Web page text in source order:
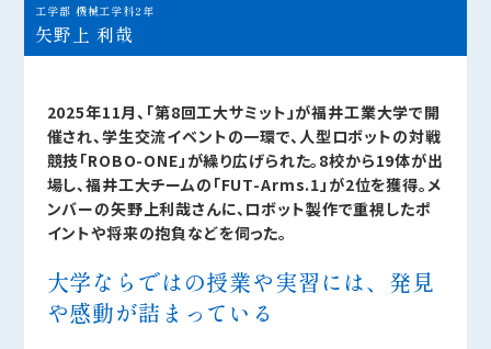
工学部 機械工学科2年
矢野上 利哉
2025年11月、「第8回工大サミット」が福井工業大学で開
催され、学生交流イベントの一環で、人型ロボットの対戦
競技「ROBO-ONE」が繰り広げられた。8校から19体が出
場し、福井工大チームの「FUT-Arms.1」が2位を獲得。メ
ンバーの矢野上利哉さんに、ロボット製作で重視したポ
イントや将来の抱負などを伺った。
大学ならではの授業や実習には、発見
や感動が詰まっている